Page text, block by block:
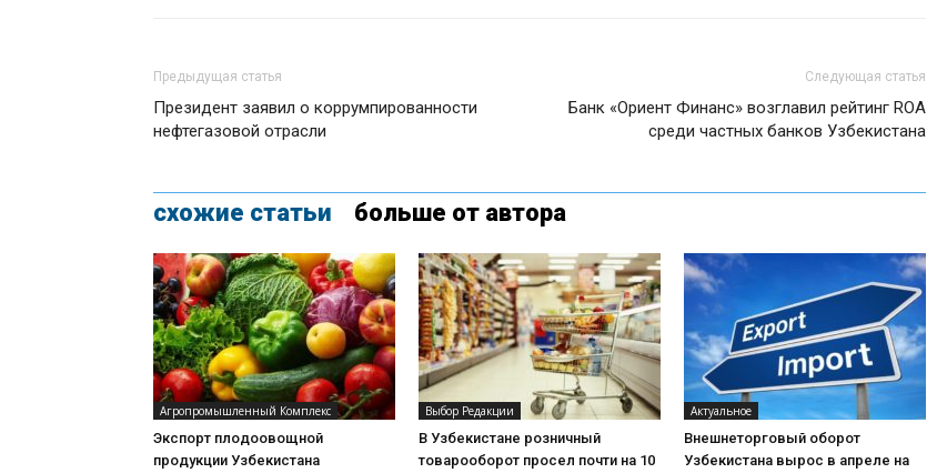
Предыдущая статья
Президент заявил о коррумпированности
нефтегазовой отрасли
Следующая статья
Банк «Ориент Финанс» возглавил рейтинг ROA
среди частных банков Узбекистана
схожие статьи больше от автора
Агропромышленный Комплекс
Экспорт плодоовощной
продукции Узбекистана
Выбор Редакции
В Узбекистане розничный
товарооборот просел почти на 10
Актуальное
Внешнеторговый оборот
Узбекистана вырос в апреле на